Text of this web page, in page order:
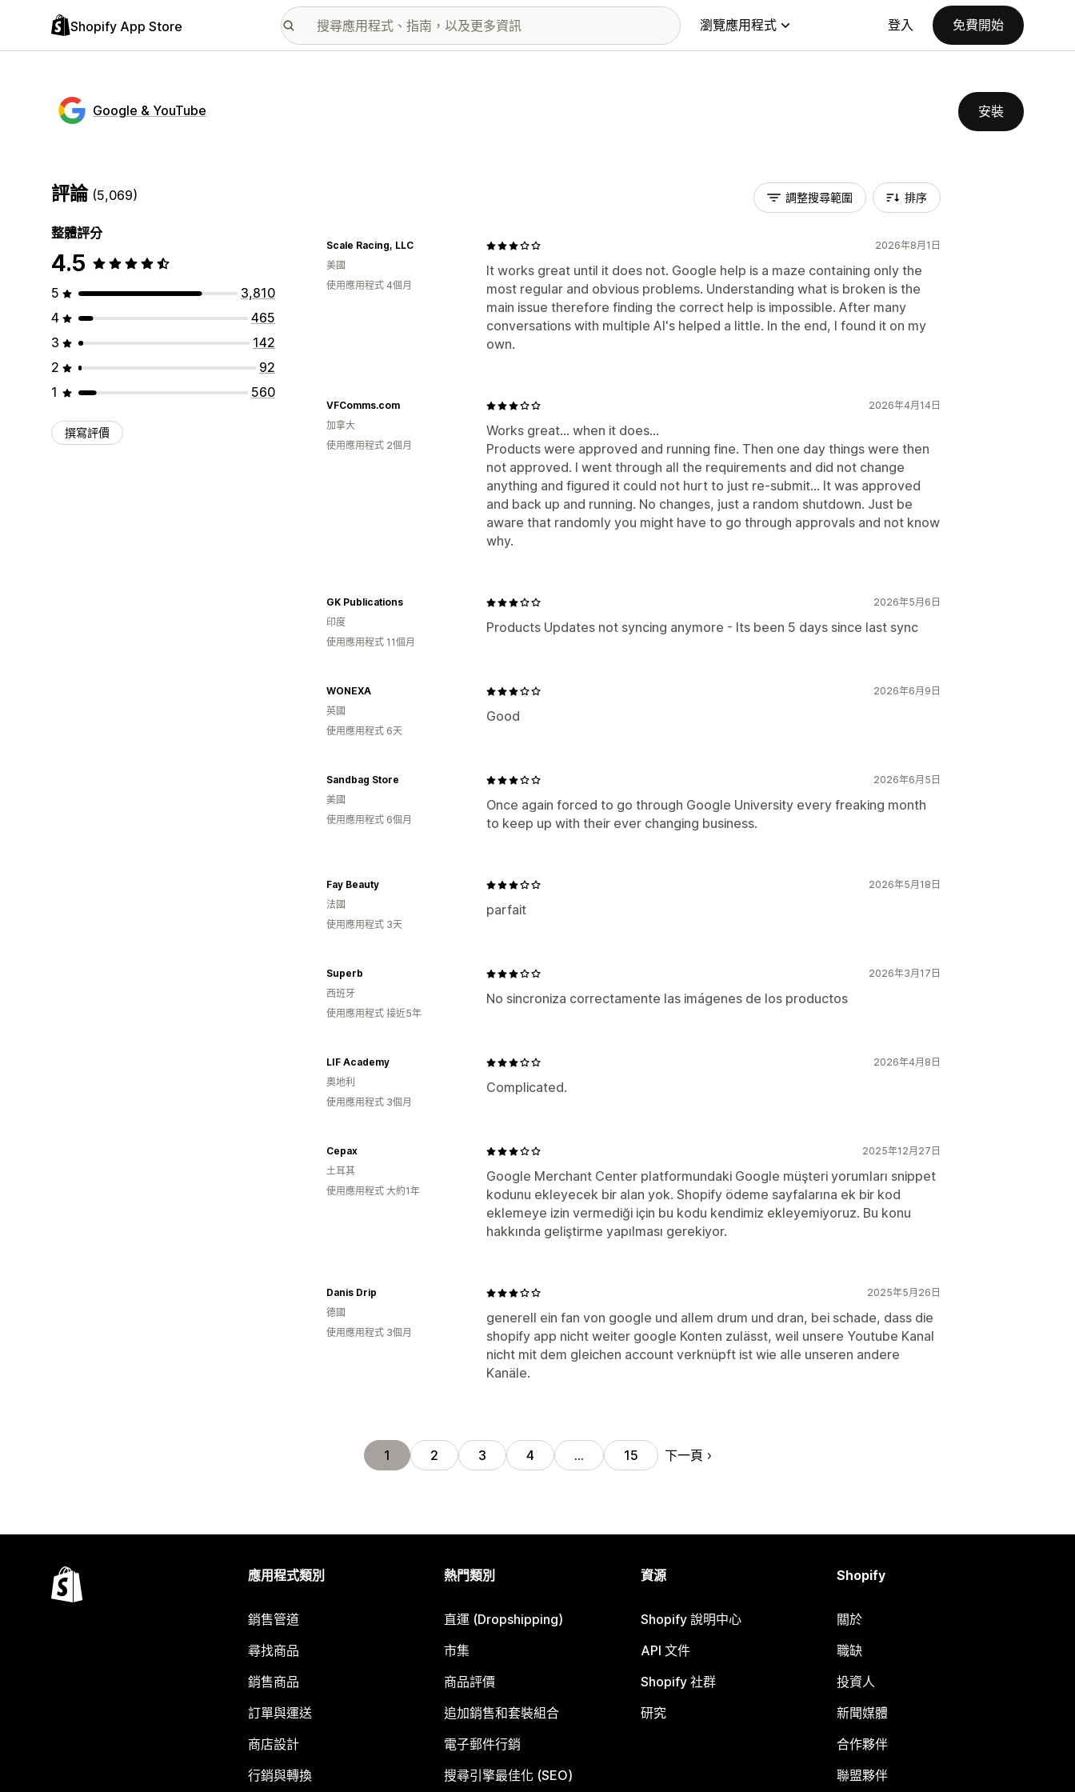
Shopify App Store 瀏覽應用程式 登入 免費開始
Google & YouTube 安裝
評論 (5,069)
整體評分
4.5
5
3,810
4
465
3
142
2
92
1
560
撰寫評價
調整搜尋範圍 排序
2026年8月1日
It works great until it does not. Google help is a maze containing only the
most regular and obvious problems. Understanding what is broken is the
main issue therefore finding the correct help is impossible. After many
conversations with multiple AI's helped a little. In the end, I found it on my
own.
Scale Racing, LLC
美國
使用應用程式 4個月
2026年4月14日
Works great... when it does...
Products were approved and running fine. Then one day things were then
not approved. I went through all the requirements and did not change
anything and figured it could not hurt to just re-submit... It was approved
and back up and running. No changes, just a random shutdown. Just be
aware that randomly you might have to go through approvals and not know
why.
VFComms.com
加拿大
使用應用程式 2個月
2026年5月6日
Products Updates not syncing anymore - Its been 5 days since last sync
GK Publications
印度
使用應用程式 11個月
2026年6月9日
Good
WONEXA
英國
使用應用程式 6天
2026年6月5日
Once again forced to go through Google University every freaking month
to keep up with their ever changing business.
Sandbag Store
美國
使用應用程式 6個月
2026年5月18日
parfait
Fay Beauty
法國
使用應用程式 3天
2026年3月17日
No sincroniza correctamente las imágenes de los productos
Superb
西班牙
使用應用程式 接近5年
2026年4月8日
Complicated.
LIF Academy
奧地利
使用應用程式 3個月
2025年12月27日
Google Merchant Center platformundaki Google müşteri yorumları snippet
kodunu ekleyecek bir alan yok. Shopify ödeme sayfalarına ek bir kod
eklemeye izin vermediği için bu kodu kendimiz ekleyemiyoruz. Bu konu
hakkında geliştirme yapılması gerekiyor.
Cepax
土耳其
使用應用程式 大約1年
2025年5月26日
generell ein fan von google und allem drum und dran, bei schade, dass die
shopify app nicht weiter google Konten zulässt, weil unsere Youtube Kanal
nicht mit dem gleichen account verknüpft ist wie alle unseren andere
Kanäle.
Danis Drip
德國
使用應用程式 3個月
1 2 3 4 … 15 下一頁
應用程式類別
銷售管道
尋找商品
銷售商品
訂單與運送
商店設計
行銷與轉換
熱門類別
直運 (Dropshipping)
市集
商品評價
追加銷售和套裝組合
電子郵件行銷
搜尋引擎最佳化 (SEO)
資源
Shopify 說明中心
API 文件
Shopify 社群
研究
Shopify
關於
職缺
投資人
新聞媒體
合作夥伴
聯盟夥伴